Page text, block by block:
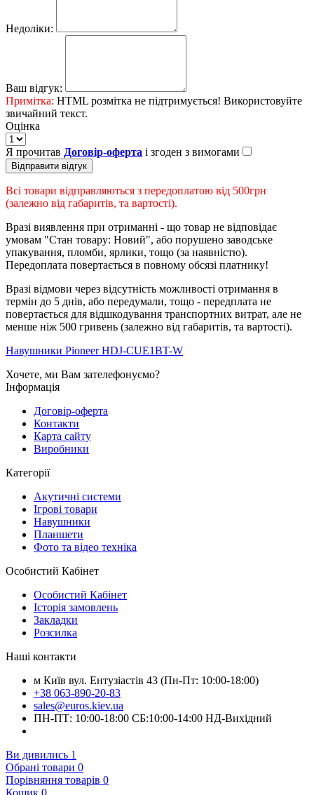
Недоліки:
Ваш відгук:
Примітка: HTML розмітка не підтримується! Використовуйте
звичайний текст.
Оцінка
Я прочитав Договір-оферта і згоден з вимогами
Відправити відгук
Всі товари відправляються з передоплатою від 500грн
(залежно від габаритів, та вартості).
Вразі виявлення при отриманні - що товар не відповідає
умовам "Стан товару: Новий", або порушено заводське
упакування, пломби, ярлики, тощо (за наявністю).
Передоплата повертається в повному обсязі платнику!
Вразі відмови через відсутність можливості отримання в
термін до 5 днів, або передумали, тощо - передплата не
повертається для відшкодування транспортних витрат, але не
менше ніж 500 гривень (залежно від габаритів, та вартості).
Навушники Pioneer HDJ-CUE1BT-W
Хочете, ми Вам зателефонуємо?
Інформація
Договір-оферта
Контакти
Карта сайту
Виробники
Категорії
Акутичні системи
Ігрові товари
Навушники
Планшети
Фото та відео техніка
Особистий Кабінет
Особистий Кабінет
Історія замовлень
Закладки
Розсилка
Наші контакти
м Київ вул. Ентузіастів 43 (Пн-Пт: 10:00-18:00)
+38 063-890-20-83
sales@euros.kiev.ua
ПН-ПТ: 10:00-18:00 СБ:10:00-14:00 НД-Вихідний
Ви дивились 1
Обрані товари 0
Порівняння товарів 0